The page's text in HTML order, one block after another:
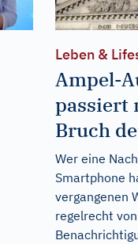
Leben &
Ampel-
passiert
Bruch
Wer eine
Smartphone
vergangenen
regelrecht